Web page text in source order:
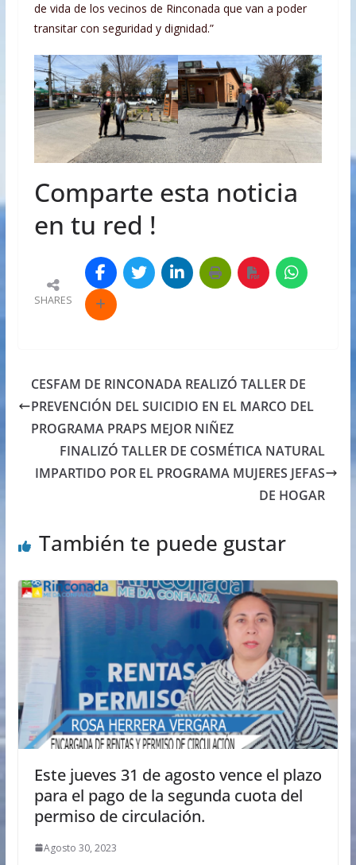
de vida de los vecinos de Rinconada que van a poder
transitar con seguridad y dignidad.”
Comparte esta noticia
en tu red !
SHARES
CESFAM DE RINCONADA REALIZÓ TALLER DE
PREVENCIÓN DEL SUICIDIO EN EL MARCO DEL
PROGRAMA PRAPS MEJOR NIÑEZ
FINALIZÓ TALLER DE COSMÉTICA NATURAL
IMPARTIDO POR EL PROGRAMA MUJERES JEFAS
DE HOGAR
También te puede gustar
Este jueves 31 de agosto vence el plazo
para el pago de la segunda cuota del
permiso de circulación.
Agosto 30, 2023